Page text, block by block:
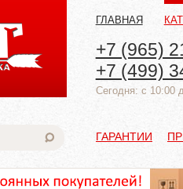
ГЛАВНАЯ
+7 (965)
+7 (499)
Cегодня: с 10:00
ГАРАНТИИ